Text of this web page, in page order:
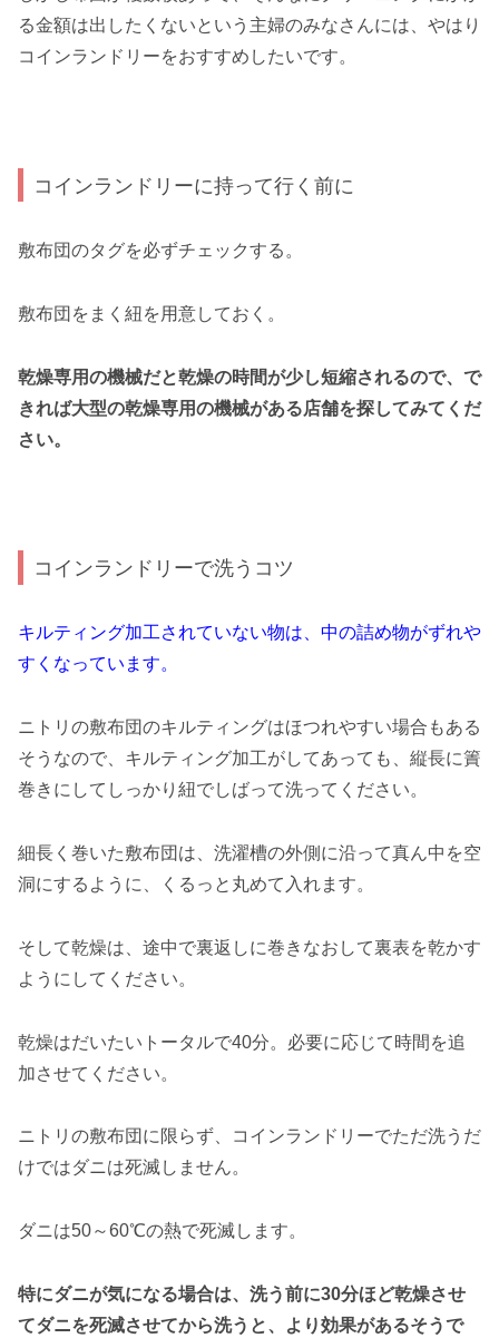
る金額は出したくないという主婦のみなさんには、やはり
コインランドリーをおすすめしたいです。
コインランドリーに持って行く前に
敷布団のタグを必ずチェックする。
敷布団をまく紐を用意しておく。
乾燥専用の機械だと乾燥の時間が少し短縮されるので、で
きれば大型の乾燥専用の機械がある店舗を探してみてくだ
さい。
コインランドリーで洗うコツ
キルティング加工されていない物は、中の詰め物がずれや
すくなっています。
ニトリの敷布団のキルティングはほつれやすい場合もある
そうなので、 キルティング加工がしてあっても、縦長に簀
巻きにしてしっかり紐でしばって洗ってください。
細長く巻いた敷布団は、洗濯槽の外側に沿って真ん中を空
洞にするように、くるっと丸めて入れます。
そして乾燥は、途中で裏返しに巻きなおして裏表を乾かす
ようにしてください。
乾燥はだいたいトータルで40分。必要に応じて時間を追
加させてください。
ニトリの敷布団に限らず、コインランドリーでただ洗うだ
けではダニは死滅しません。
ダニは50～60℃の熱で死滅します。
特にダニが気になる場合は、洗う前に30分ほど乾燥させ
てダニを死滅させてから洗うと、より効果があるそうで